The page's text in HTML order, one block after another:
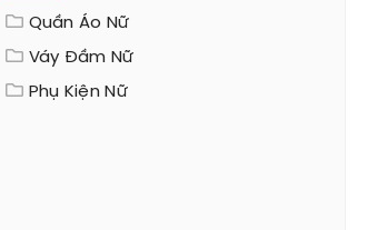
Quần Áo Nữ
Váy Đầm Nữ
Phụ Kiện Nữ